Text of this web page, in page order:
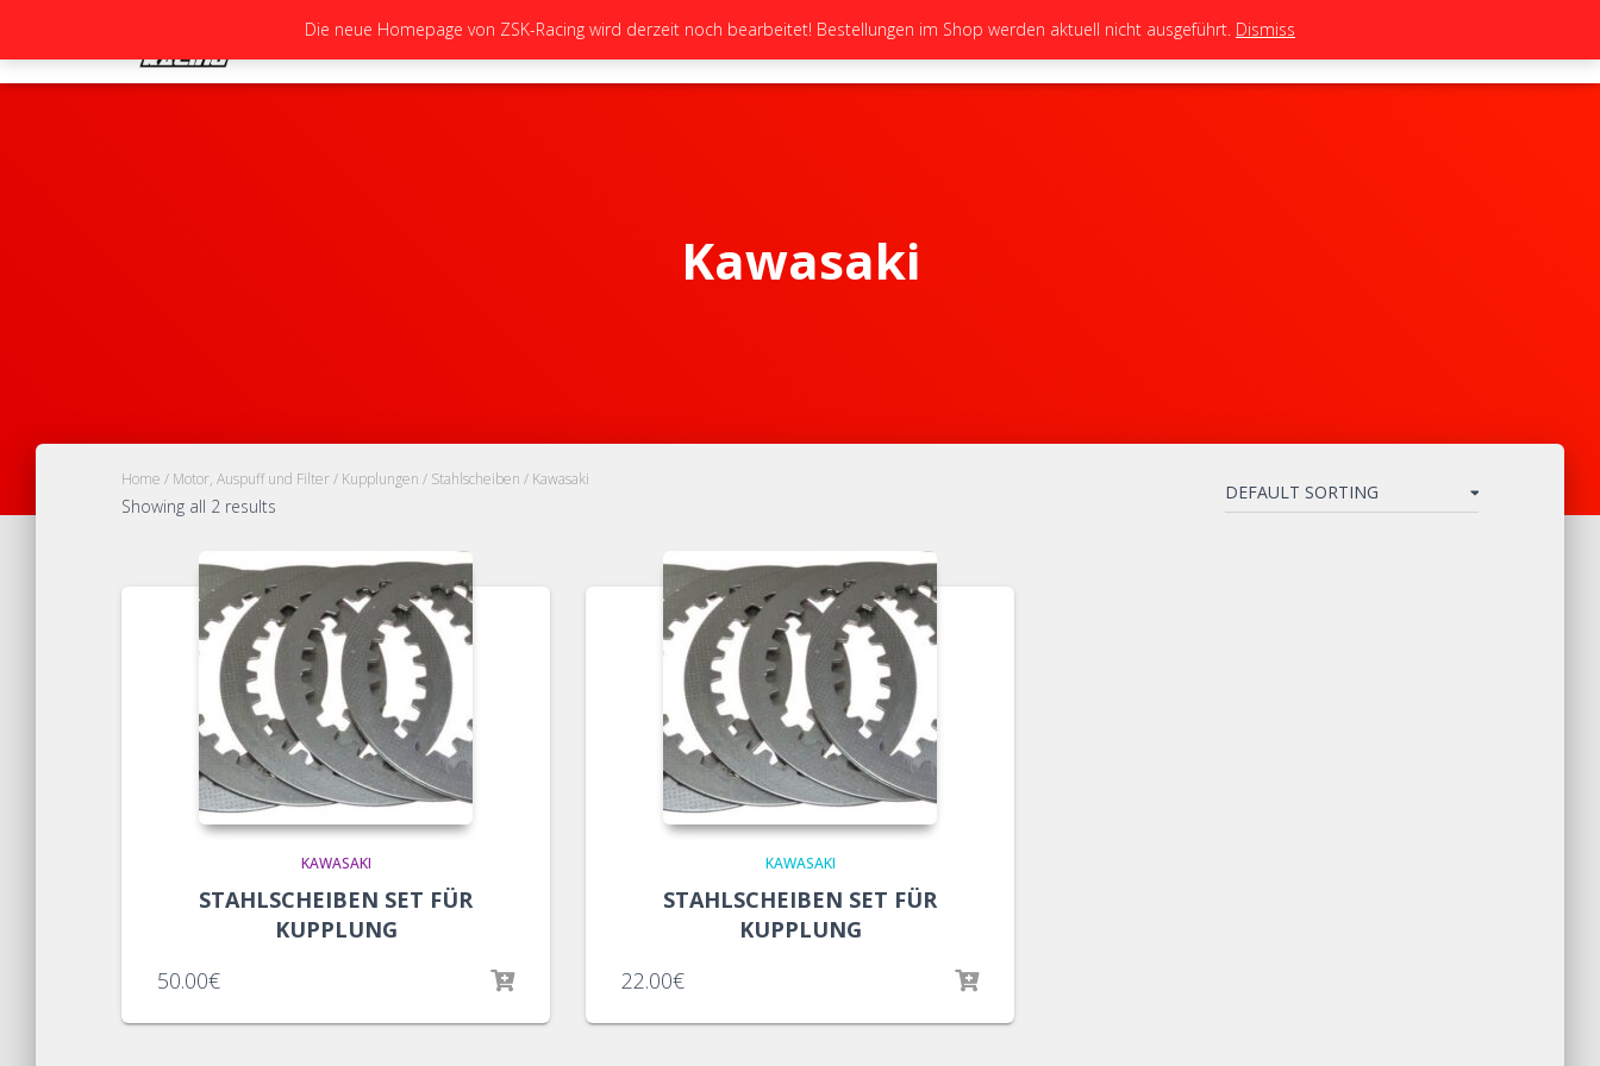
STARTSEITE NEUIGKEITEN GALERIE TEAM TUNING BIKES
Kawasaki
Home / Motor, Auspuff und Filter/ Kupplungen / Stahlscheiben / Kawasaki
Showing all 2 results
KAWASAKI
STAHLSCHEIBEN SET FÜR
KUPPLUNG
50.00€
KAWASAKI
STAHLSCHEIBEN SET FÜR
KUPPLUNG
22.00€
Die neue Homepage von ZSK-Racing wird derzeit noch bearbeitet! Bestellungen im Shop werden aktuell nicht ausgeführt. Dismiss